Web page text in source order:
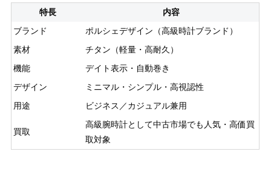
特長
内容
ブランド
ポルシェデザイン（高級時計ブランド）
素材
チタン（軽量・高耐久）
機能
デイト表示・自動巻き
デザイン
ミニマル・シンプル・高視認性
用途
ビジネス／カジュアル兼用
買取
高級腕時計として中古市場でも人気・高価買
取対象